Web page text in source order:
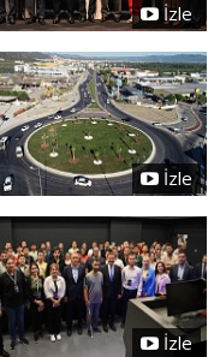
İzle
İzle
İzle